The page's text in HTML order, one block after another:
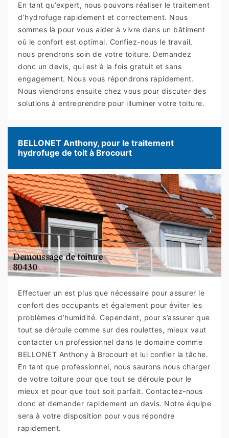
En tant qu’expert, nous pouvons réaliser le traitement
d’hydrofuge rapidement et correctement. Nous
sommes là pour vous aider à vivre dans un bâtiment
où le confort est optimal. Confiez-nous le travail,
nous prendrons soin de votre toiture. Demandez
donc un devis, qui est à la fois gratuit et sans
engagement. Nous vous répondrons rapidement.
Nous viendrons ensuite chez vous pour discuter des
solutions à entreprendre pour illuminer votre toiture.
BELLONET Anthony, pour le traitement
hydrofuge de toit à Brocourt
Effectuer un est plus que nécessaire pour assurer le
confort des occupants et également pour éviter les
problèmes d’humidité. Cependant, pour s’assurer que
tout se déroule comme sur des roulettes, mieux vaut
contacter un professionnel dans le domaine comme
BELLONET Anthony à Brocourt et lui confier la tâche.
En tant que professionnel, nous saurons nous charger
de votre toiture pour que tout se déroule pour le
mieux et pour que tout soit parfait. Contactez-nous
donc et demander rapidement un devis. Notre équipe
sera à votre disposition pour vous répondre
rapidement.